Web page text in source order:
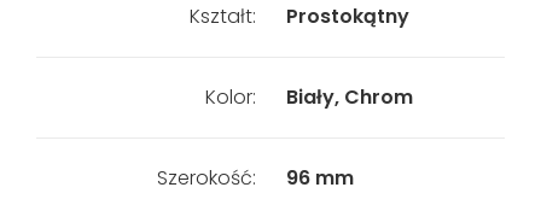
Kształt: Prostokątny
Kolor: Biały, Chrom
Szerokość: 96 mm